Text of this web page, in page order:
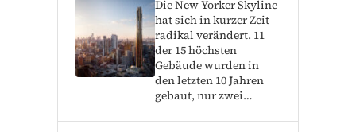
Die New Yorker Skyline
hat sich in kurzer Zeit
radikal verändert. 11
der 15 höchsten
Gebäude wurden in
den letzten 10 Jahren
gebaut, nur zwei…